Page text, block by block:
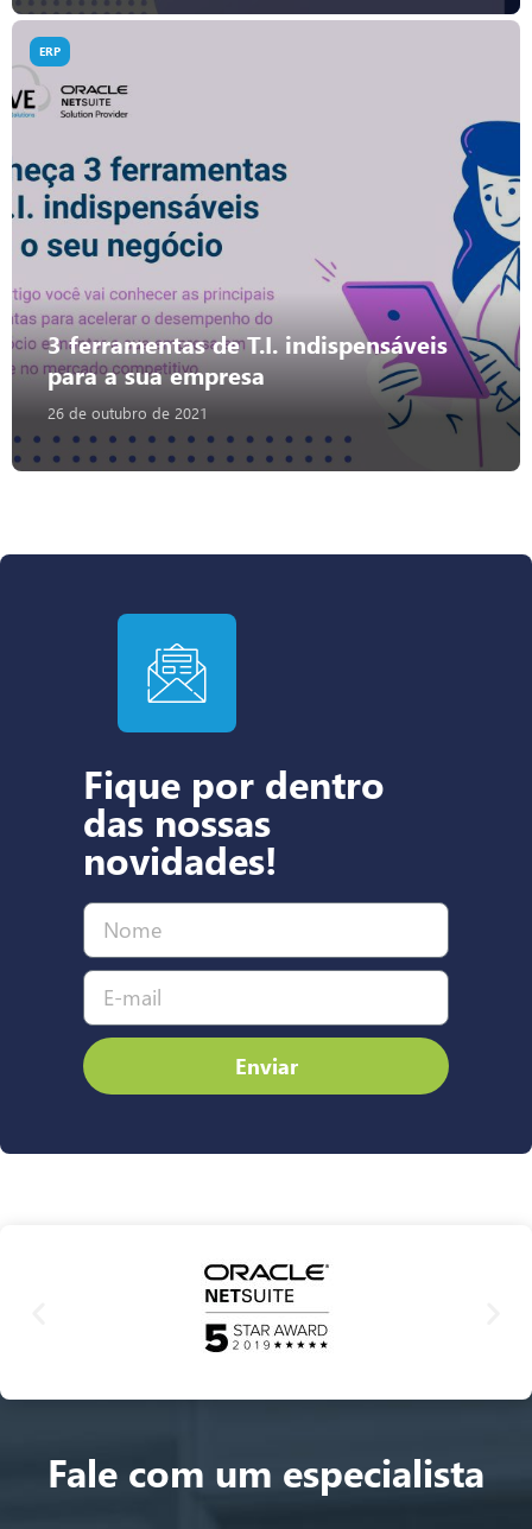
3 ferramentas de T.I. indispensáveis
para a sua empresa
26 de outubro de 2021
ERP
Fique por dentro
das nossas
novidades!
Enviar
Fale com um especialista